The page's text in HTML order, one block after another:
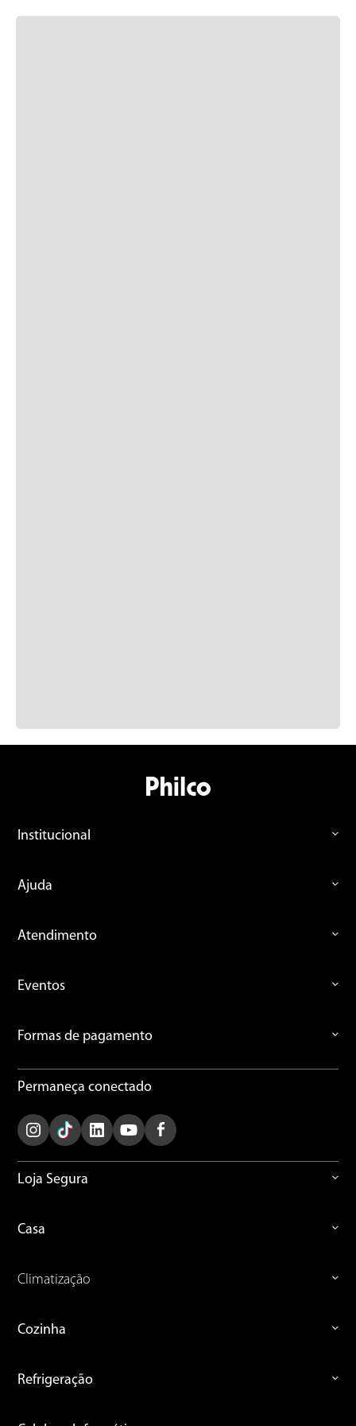
Institucional
Ajuda
Atendimento
Eventos
Formas de pagamento
Permaneça conectado
Loja Segura
Casa
Climatização
Cozinha
Refrigeração